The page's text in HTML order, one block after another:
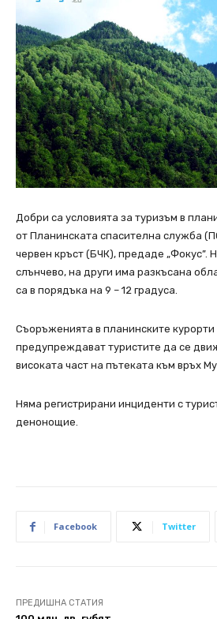
Добри са условията за туризъм в
от Планинската спасителна служба
червен кръст (БЧК), предаде „Фокус”.
слънчево, на други има разкъсана
са в порядъка на 9 – 12 градуса.
Съоръженията в планинските
предупреждават туристите да се
високата част на пътеката към връх
Няма регистрирани инциденти с
денонощие.
Facebook Twitter
ПРЕДИШНА СТАТИЯ